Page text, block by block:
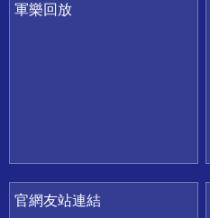
軍樂回放
官網友站連結